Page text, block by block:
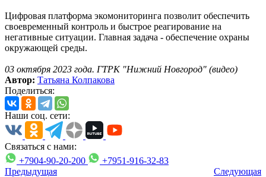
Цифровая платформа экомониторинга позволит обеспечить
своевременный контроль и быстрое реагирование на
негативные ситуации. Главная задача - обеспечение охраны
окружающей среды.
03 октября 2023 года. ГТРК "Нижний Новгород" (видео)
Автор: Татьяна Колпакова
Поделиться:
Наши соц. сети:
Связаться с нами:
+7904-90-20-200
+7951-916-32-83
Предыдущая
Следующая